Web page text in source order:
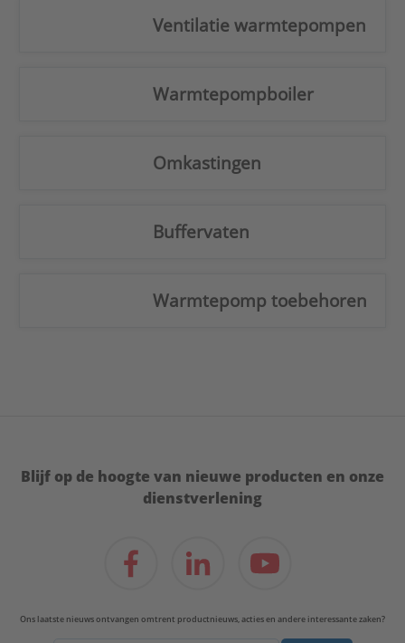
Ventilatie warmtepompen
Warmtepompboiler
Omkastingen
Buffervaten
Warmtepomp toebehoren
Blijf op de hoogte van nieuwe producten en onze
dienstverlening
Ons laatste nieuws ontvangen omtrent productnieuws, acties en andere interessante zaken?